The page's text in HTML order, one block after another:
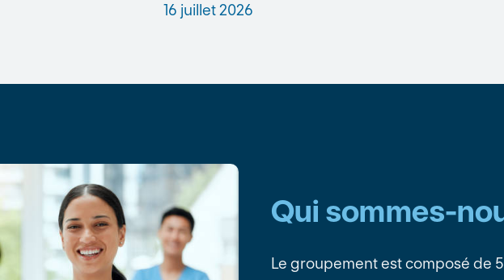
16 juillet 2026
Qui sommes-
Le groupement est composé de